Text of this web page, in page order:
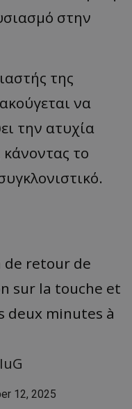
στην
της
να
την ατυχία
το
de retour de
sur la touche et
deux minutes à
12, 2025